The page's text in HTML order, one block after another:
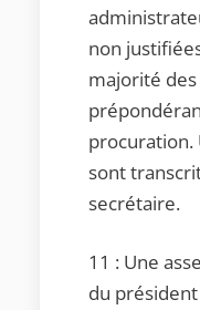
non
majorité des
procuration.
sont
secrétaire.
11 : Une
du